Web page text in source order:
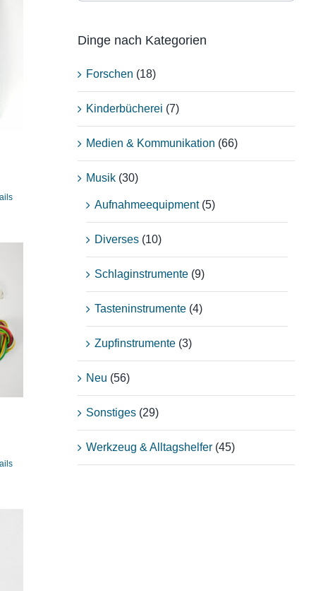
Dinge nach Kategorien
Forschen (18)
Kinderbücherei (7)
Medien & Kommunikation (66)
Musik (30)
Aufnahmeequipment (5)
Diverses (10)
Schlaginstrumente (9)
Tasteninstrumente (4)
Zupfinstrumente (3)
Neu (56)
Sonstiges (29)
Werkzeug & Alltagshelfer (45)